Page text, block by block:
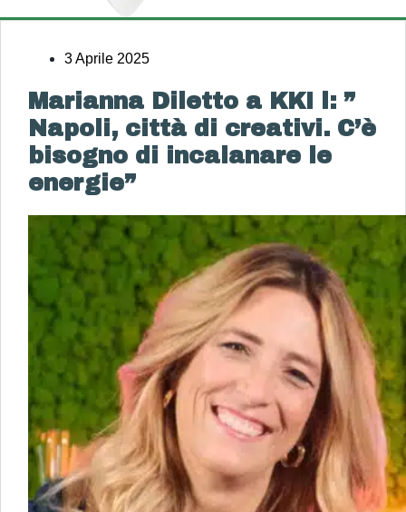
3 Aprile 2025
Marianna Diletto a KKI l: ”
Napoli, città di creativi. C’è
bisogno di incalanare le
energie”